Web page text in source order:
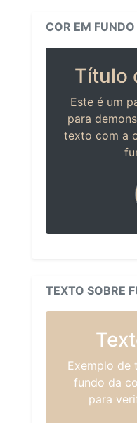
COR EM FUNDO
Título
Este é um
para
texto com a
TEXTO SOBRE
Exemplo de
fundo da
para